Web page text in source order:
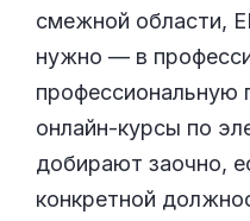
смежной области,
нужно — в
профессиональную
онлайн-курсы по
добирают заочно,
конкретной